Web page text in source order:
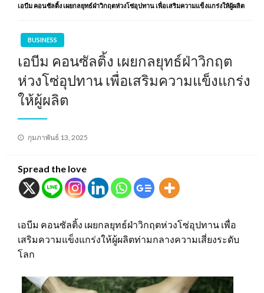
เอบีม คอนซัลติ้ง เผยกลยุทธ์ฝ่าวิกฤตห่วงโซ่อุปทาน เพื่อเสริมความแข็งแกร่งให้ผู้ผลิต
BUSINESS
เอบีม คอนซัลติ้ง เผยกลยุทธ์ฝ่าวิกฤต
ห่วงโซ่อุปทาน เพื่อเสริมความแข็งแกร่ง
ให้ผู้ผลิต
Posted
กุมภาพันธ์ 13, 2025
Spread the love
เอบีม คอนซัลติ้ง เผยกลยุทธ์ฝ่าวิกฤตห่วงโซ่อุปทาน เพื่อ
เสริมความแข็งแกร่งให้ผู้ผลิตท่ามกลางความเสี่ยงระดับ
โลก